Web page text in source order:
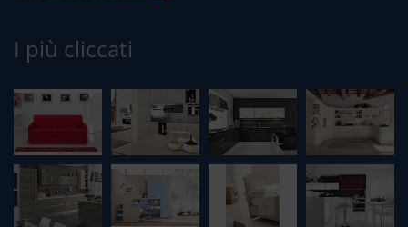
I più cliccati